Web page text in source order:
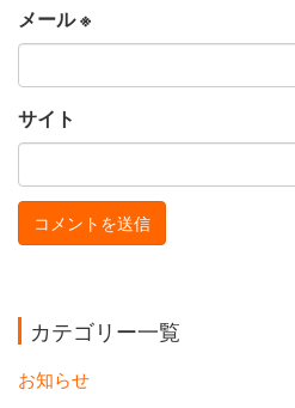
メール※
サイト
カテゴリー一覧
お知らせ